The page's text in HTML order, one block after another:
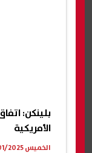
بلينكن:
الأمريكية
الخميس 16/01/2025 07:18 م